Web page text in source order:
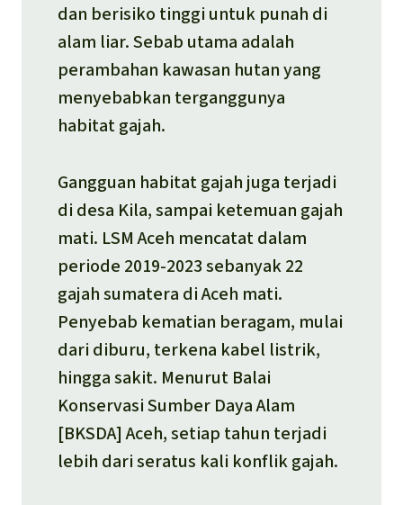
dan berisiko tinggi untuk punah di
alam liar. Sebab utama adalah
perambahan kawasan hutan yang
menyebabkan terganggunya
habitat gajah.
Gangguan habitat gajah juga terjadi
di desa Kila, sampai ketemuan gajah
mati. LSM Aceh mencatat dalam
periode 2019-2023 sebanyak 22
gajah sumatera di Aceh mati.
Penyebab kematian beragam, mulai
dari diburu, terkena kabel listrik,
hingga sakit. Menurut Balai
Konservasi Sumber Daya Alam
[BKSDA] Aceh, setiap tahun terjadi
lebih dari seratus kali konflik gajah.